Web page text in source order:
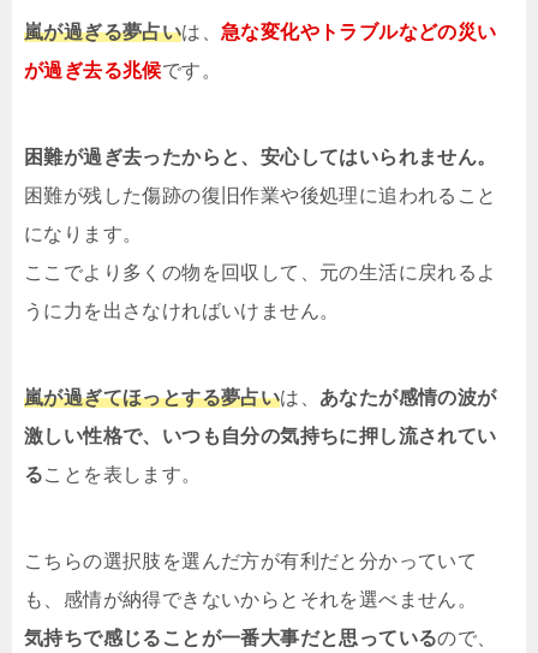
嵐が過ぎる夢占いは、急な変化やトラブルなどの災い
が過ぎ去る兆候です。
困難が過ぎ去ったからと、安心してはいられません。
困難が残した傷跡の復旧作業や後処理に追われること
になります。
ここでより多くの物を回収して、元の生活に戻れるよ
うに力を出さなければいけません。
嵐が過ぎてほっとする夢占いは、 あなたが感情の波が
激しい性格で、いつも自分の気持ちに押し流されてい
ることを表します。
こちらの選択肢を選んだ方が有利だと分かっていて
も、感情が納得できないからとそれを選べません。
気持ちで感じることが一番大事だと思っているので、